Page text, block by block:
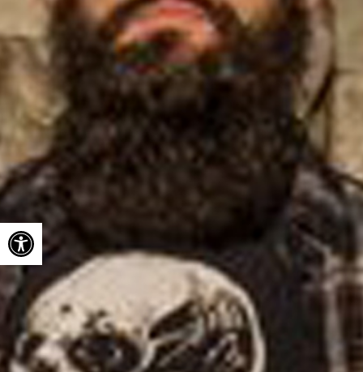
Ouvrir la barre d’outils